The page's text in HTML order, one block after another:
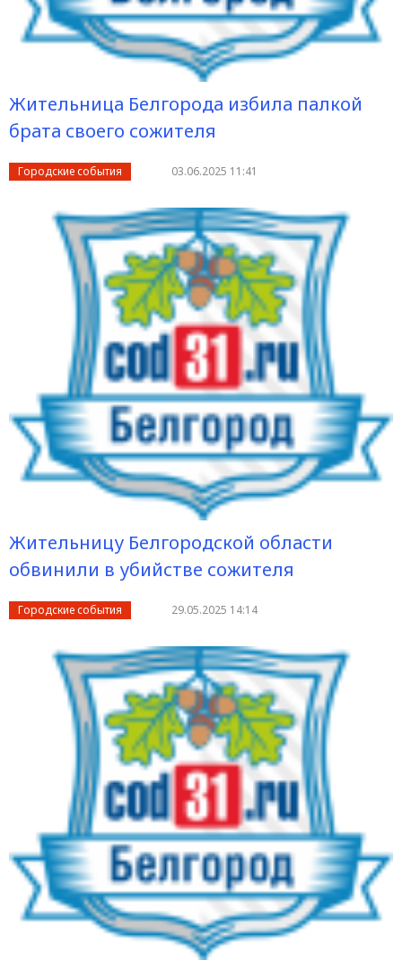
Жительница Белгорода избила палкой
брата своего сожителя
Городские события 03.06.2025 11:41
Жительницу Белгородской области
обвинили в убийстве сожителя
Городские события 29.05.2025 14:14